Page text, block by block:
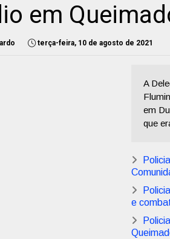
em
terça-feira, 10 de agosto de 2021
A
em
que
e